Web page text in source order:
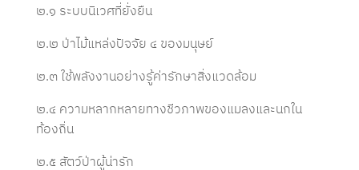
๒.๑ ระบบนิเวศที่ยั่งยืน
๒.๒ ป่าไม้แหล่งปัจจัย ๔ ของมนุษย์
๒.๓ ใช้พลังงานอย่างรู้ค่ารักษาสิ่งแวดล้อม
๒.๔ ความหลากหลายทางชีวภาพของแมลงและนกใน
ท้องถิ่น
๒.๕ สัตว์ป่าผู้น่ารัก